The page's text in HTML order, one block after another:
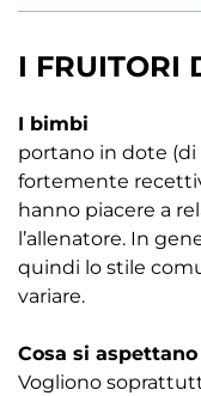
I FRUITORI
I bimbi
portano in dote
fortemente
hanno piacere a
l’allenatore. In
quindi lo stile
variare.
Cosa si aspettano
Vogliono